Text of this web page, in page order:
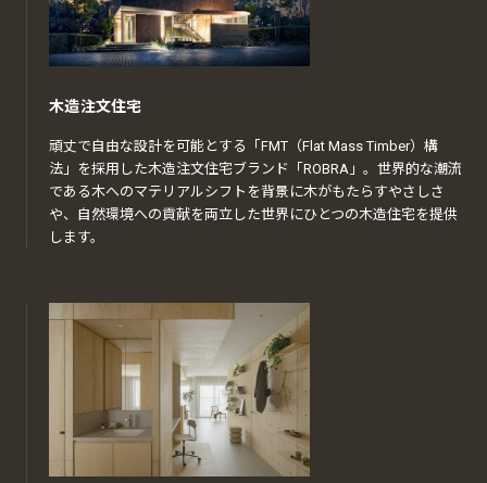
木造注文住宅
頑丈で自由な設計を可能とする「FMT（Flat Mass Timber）構
法」を採用した木造注文住宅ブランド「ROBRA」。世界的な潮流
である木へのマテリアルシフトを背景に木がもたらすやさしさ
や、自然環境への貢献を両立した世界にひとつの木造住宅を提供
します。